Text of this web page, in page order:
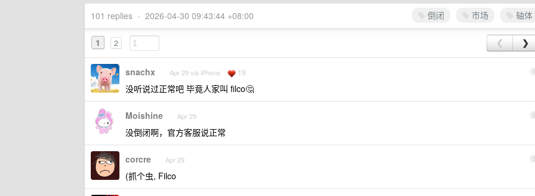
倒闭 市场 轴体
101 replies • 2026-04-30 09:43:44 +08:00
1 2 ❮ ❯
1
snachx Apr 29 via iPhone 19
没听说过正常吧 毕竟人家叫 filco🤔
2
Moishine Apr 29
没倒闭啊，官方客服说正常
3
corcre Apr 29
(抓个虫, Filco